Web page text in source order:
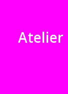
Atelier